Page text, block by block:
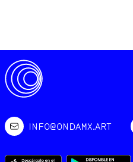
INFO@ONDAMX.ART